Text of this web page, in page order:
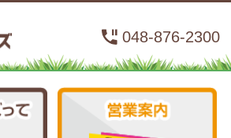
048-876-2300